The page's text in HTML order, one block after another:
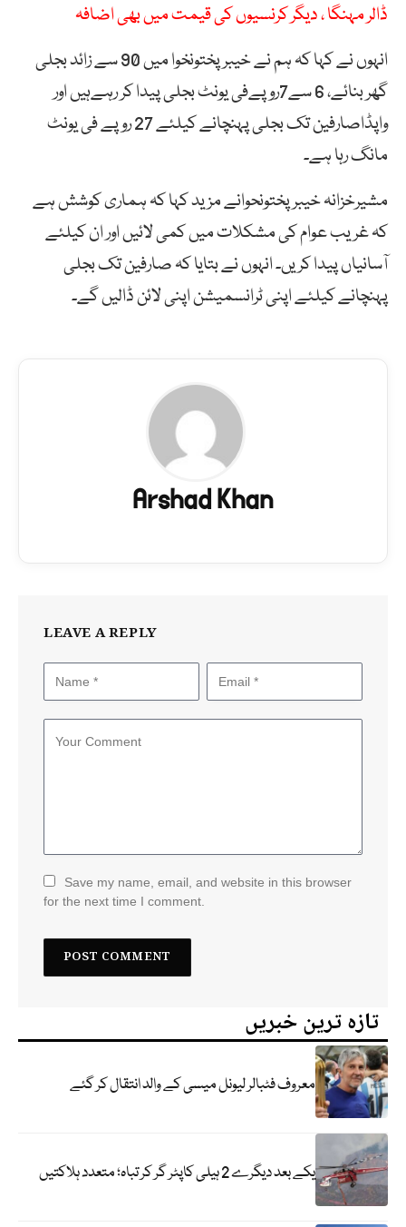
ڈالر مہنگا ، دیگر کرنسیوں کی قیمت میں بھی اضافہ
انہوں نے کہا کہ ہم نے خیبرپختونخوا میں 90 سے زائد بجلی
گھر بنائے، 6 سے7روپےفی یونٹ بجلی پیدا کر رہےہیں اور
واپڈاصارفین تک بجلی پہنچانے کیلئے 27 روپے فی یونٹ
مانگ رہا ہے۔
مشیرخزانہ خیبر پختونحوانے مزید کہا کہ ہماری کوشش ہے
کہ غریب عوام کی مشکلات میں کمی لائیں اور ان کیلئے
آسانیاں پیدا کریں۔ انہوں نے بتایا کہ صارفین تک بجلی
پہنچانے کیلئے اپنی ٹرانسمیشن اپنی لائن ڈالیں گے۔
Arshad Khan
LEAVE A REPLY
Save my name, email, and website in this browser
for the next time I comment.
تازہ ترین خبریں
معروف فٹبالر لیونل میسی کے والد انتقال کر گئے
یکے بعد دیگرے 2 ہیلی کاپٹر گر کر تباہ؛ متعدد ہلاکتیں